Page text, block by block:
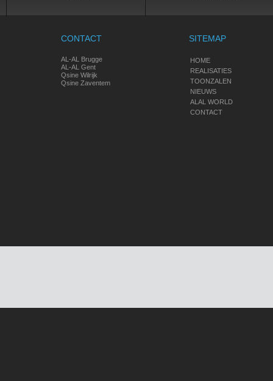
CONTACT
AL-AL Brugge
AL-AL Gent
Qsine Wilrijk
Qsine Zaventem
SITEMAP
HOME
REALISATIES
TOONZALEN
NIEUWS
ALAL WORLD
CONTACT